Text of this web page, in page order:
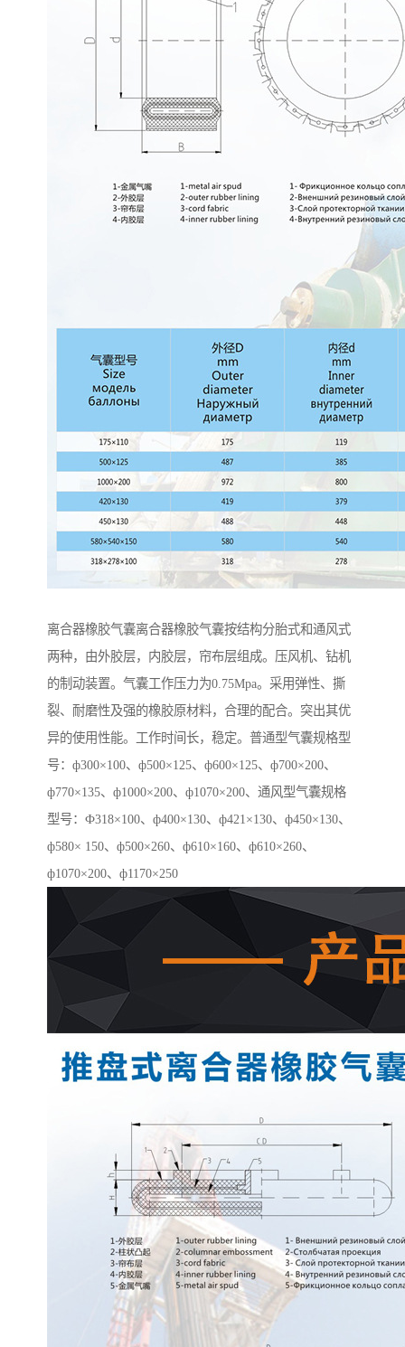
离合器橡胶气囊离合器橡胶气囊按结构分胎式和通风式
两种，由外胶层，内胶层，帘布层组成。压风机、钻机
的制动装置。气囊工作压力为0.75Mpa。采用弹性、撕
裂、耐磨性及强的橡胶原材料，合理的配合。突出其优
异的使用性能。工作时间长，稳定。普通型气囊规格型
号：ф300×100、ф500×125、ф600×125、ф700×200、
ф770×135、ф1000×200、ф1070×200、通风型气囊规格
型号：Ф318×100、ф400×130、ф421×130、ф450×130、
ф580× 150、ф500×260、ф610×160、ф610×260、
ф1070×200、ф1170×250